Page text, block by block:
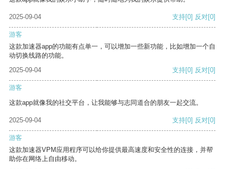
2025-09-04 支持[0] 反对[0]
游客
这款加速器app的功能有点单一，可以增加一些新功能，比如增加一个自
动切换线路的功能。
2025-09-04
支持[0] 反对[0]
游客
这款app就像我的社交平台，让我能够与志同道合的朋友一起交流。
2025-09-04 支持[0] 反对[0]
游客
这款加速器VPM应用程序可以给你提供最高速度和安全性的连接，并帮
助你在网络上自由移动。